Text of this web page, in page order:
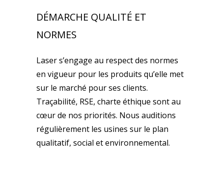
DÉMARCHE QUALITÉ ET
NORMES
Laser s’engage au respect des normes
en vigueur pour les produits qu’elle met
sur le marché pour ses clients.
Traçabilité, RSE, charte éthique sont au
cœur de nos priorités. Nous auditions
régulièrement les usines sur le plan
qualitatif, social et environnemental.